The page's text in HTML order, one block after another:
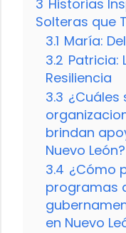
3 Historias
Solteras que
3.1 María:
3.2 Patricia:
Resiliencia
3.3 ¿Cuáles
brindan
Nuevo León?
3.4 ¿Cómo
programas
en Nuevo